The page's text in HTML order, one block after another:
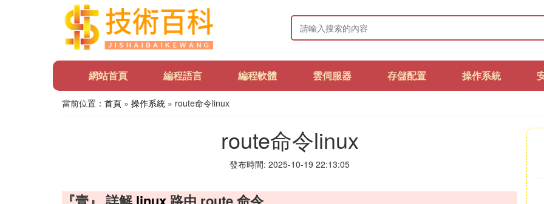
網站首頁 編程語言 編程軟體 雲伺服器 存儲配置 操作系統
當前位置： 首頁 » 操作系統 » route命令linux
route命令linux
發布時間: 2025-10-19 22:13:05